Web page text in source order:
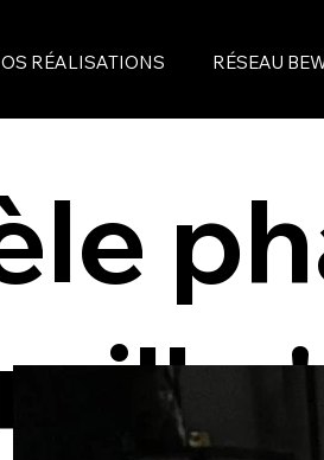
RÉALISATIONS RÉSEAU
!